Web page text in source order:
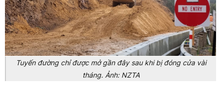
Tuyến đường chỉ được mở gần đây sau khi bị đóng cửa vài
tháng. Ảnh: NZTA